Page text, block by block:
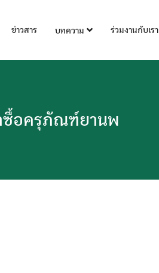
ข่าวสาร บทความ ร่วมงานกับเรา
ซื้อครุภัณฑ์ยานพ